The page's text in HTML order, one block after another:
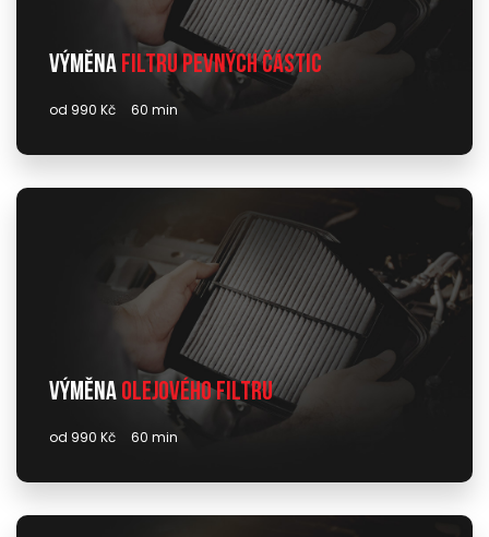
Výměna filtru pevných částic
od 990 Kč 60 min
Výměna olejového filtru
od 990 Kč 60 min